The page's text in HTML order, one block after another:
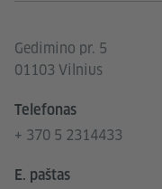
Gedimino pr. 5
01103 Vilnius
Telefonas
+ 370 5 2314433
E. paštas